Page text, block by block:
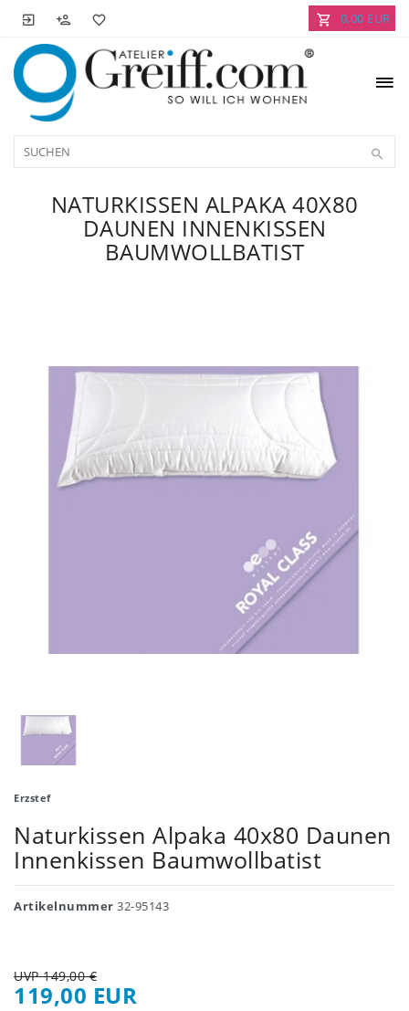
0,00 EUR
NATURKISSEN ALPAKA 40X80
DAUNEN INNENKISSEN
BAUMWOLLBATIST
Erzstef
Naturkissen Alpaka 40x80 Daunen
Innenkissen Baumwollbatist
Artikelnummer 32-95143
UVP 149,00 €
119,00 EUR